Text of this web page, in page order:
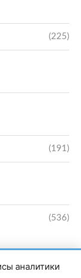
(225)
(191)
(536)
аналитики